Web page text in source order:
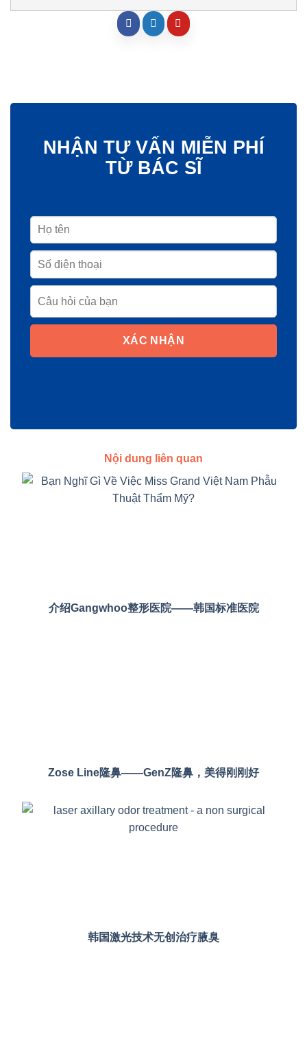
NHẬN TƯ VẤN MIỄN PHÍ
TỪ BÁC SĨ
XÁC NHẬN
Nội dung liên quan
介绍Gangwhoo整形医院——韩国标准医院
Zose Line隆鼻——GenZ隆鼻，美得刚刚好
韩国激光技术无创治疗腋臭